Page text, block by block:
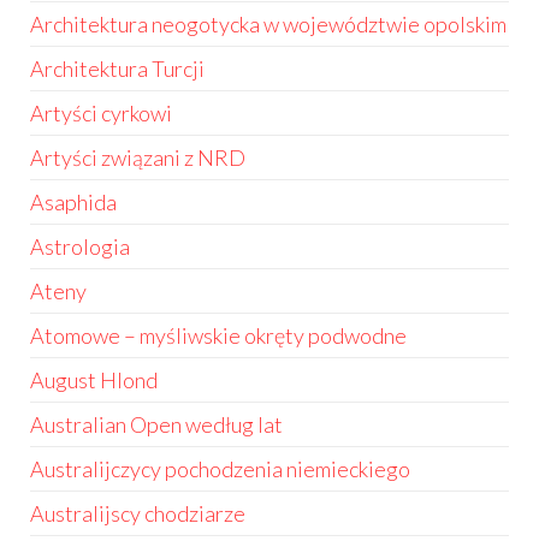
Architektura neogotycka w województwie opolskim
Architektura Turcji
Artyści cyrkowi
Artyści związani z NRD
Asaphida
Astrologia
Ateny
Atomowe – myśliwskie okręty podwodne
August Hlond
Australian Open według lat
Australijczycy pochodzenia niemieckiego
Australijscy chodziarze